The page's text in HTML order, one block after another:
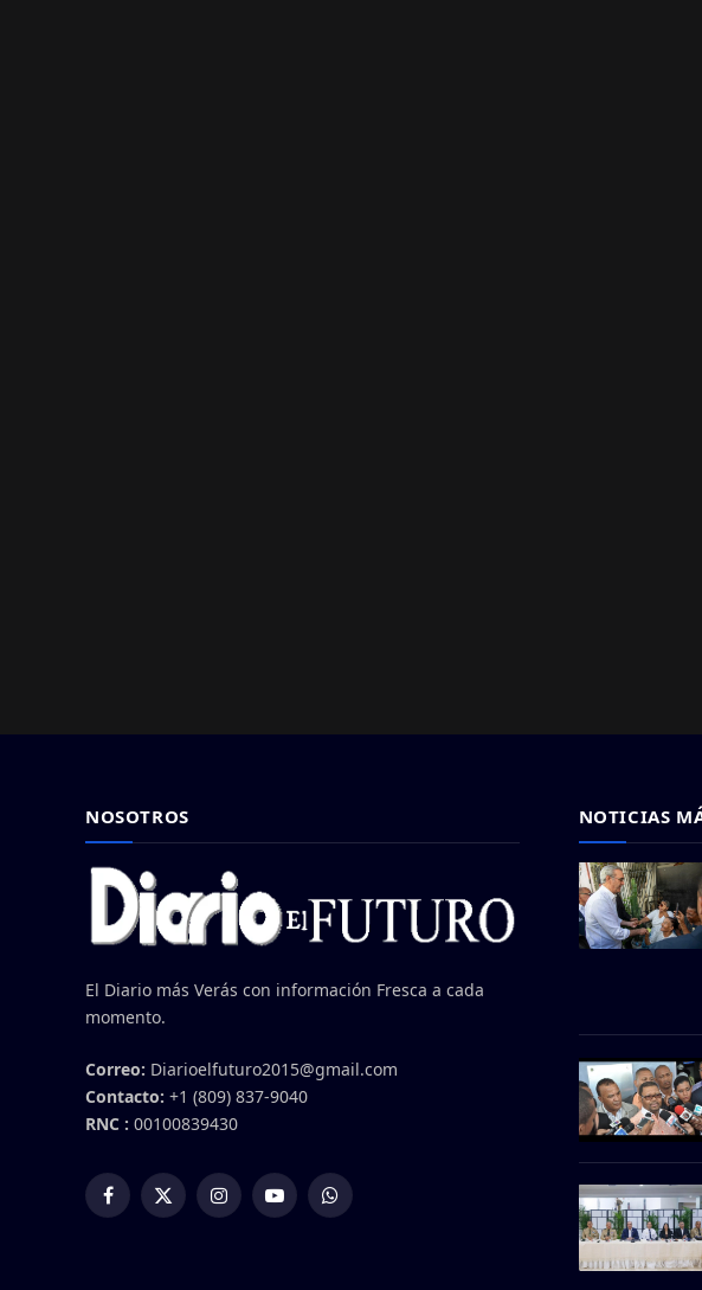
NOSOTROS
El Diario más Verás con información Fresca a cada
momento.
Correo: Diarioelfuturo2015@gmail.com
Contacto: +1 (809) 837-9040
RNC : 00100839430
Facebook
X
InstagramYouTubeWhatsApp
NOTICIAS